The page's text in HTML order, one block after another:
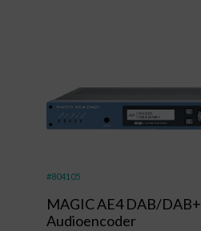
#804105
MAGIC AE4 DAB/DAB+
Audioencoder